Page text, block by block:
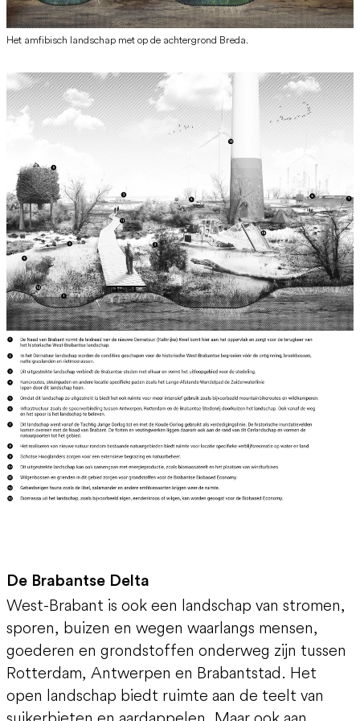
Het amfibisch landschap met op de achtergrond Breda.
De Brabantse Delta
West-Brabant is ook een landschap van stromen,
sporen, buizen en wegen waarlangs mensen,
goederen en grondstoffen onderweg zijn tussen
Rotterdam, Antwerpen en Brabantstad. Het
open landschap biedt ruimte aan de teelt van